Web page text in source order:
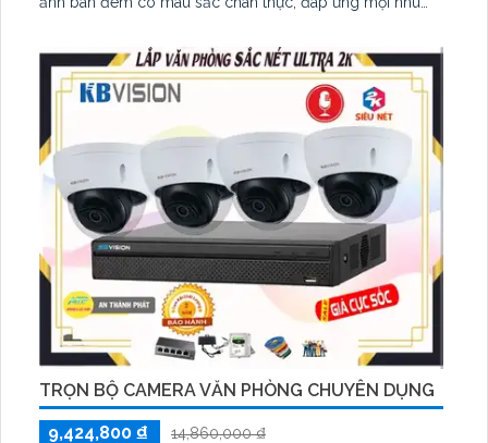
bền bỉ trong mọi điều kiện thời tiết.
TRỌN BỘ CAMERA VĂN PHÒNG CHUYÊN DỤNG
9,424,800 ₫ 14,860,000 ₫